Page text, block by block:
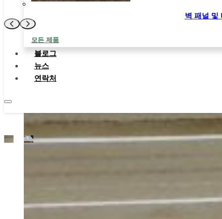
벽 패널 및
모든 제품
블로그
뉴스
연락처